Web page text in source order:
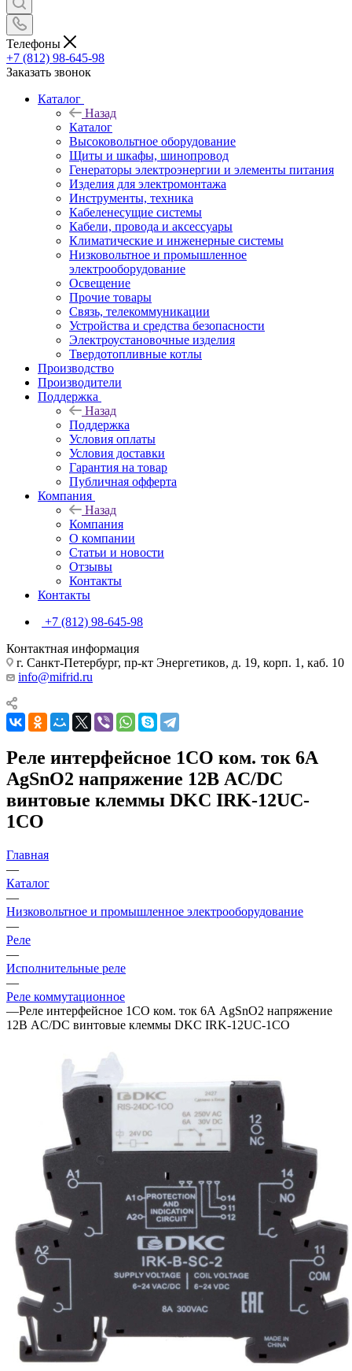
Телефоны
+7 (812) 98-645-98
Заказать звонок
Каталог
Назад
Каталог
Высоковольтное оборудование
Щиты и шкафы, шинопровод
Генераторы электроэнергии и элементы питания
Изделия для электромонтажа
Инструменты, техника
Кабеленесущие системы
Кабели, провода и аксессуары
Климатические и инженерные системы
Низковольтное и промышленное
электрооборудование
Освещение
Прочие товары
Связь, телекоммуникации
Устройства и средства безопасности
Электроустановочные изделия
Твердотопливные котлы
Производство
Производители
Поддержка
Назад
Поддержка
Условия оплаты
Условия доставки
Гарантия на товар
Публичная офферта
Компания
Назад
Компания
О компании
Статьи и новости
Отзывы
Контакты
Контакты
+7 (812) 98-645-98
Контактная информация
г. Санкт-Петербург, пр-кт Энергетиков, д. 19, корп. 1, каб. 10
info@mifrid.ru
Реле интерфейсное 1CO ком. ток 6А
AgSnO2 напряжение 12В AC/DC
винтовые клеммы DKC IRK-12UC-
1CO
Главная
—
Каталог
—
Низковольтное и промышленное электрооборудование
—
Реле
—
Исполнительные реле
—
Реле коммутационное
—Реле интерфейсное 1CO ком. ток 6А AgSnO2 напряжение
12В AC/DC винтовые клеммы DKC IRK-12UC-1CO